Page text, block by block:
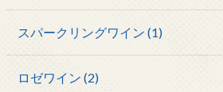
スパークリングワイン (1)
ロゼワイン (2)